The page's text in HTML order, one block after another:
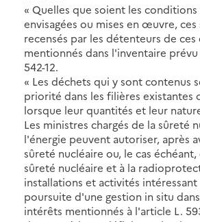
« Quelles que soient les
envisagées ou mises en œuvre,
recensés par les détenteurs de
mentionnés dans l'inventaire prévu
542-12.
« Les déchets qui y sont contenus
priorité dans les filières existantes
lorsque leur quantités et leur
Les ministres chargés de la sûreté
l'énergie peuvent autoriser, après
sûreté nucléaire ou, le cas
sûreté nucléaire et à la
installations et activités intéressant
poursuite d'une gestion in situ
intérêts mentionnés à l'article L.